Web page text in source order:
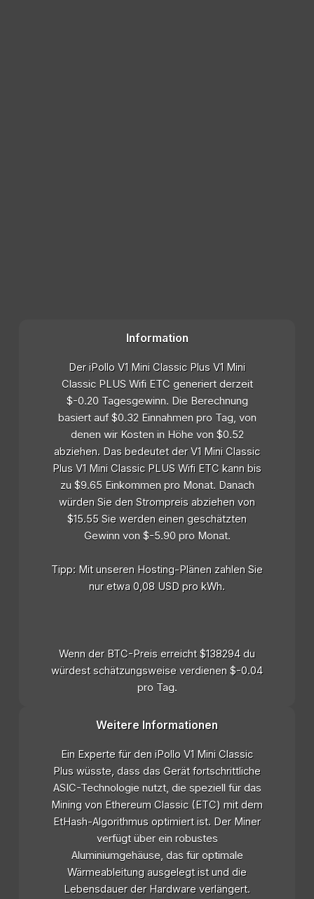
Information
Der iPollo V1 Mini Classic Plus V1 Mini
Classic PLUS Wifi ETC generiert derzeit
$-0.20 Tagesgewinn. Die Berechnung
basiert auf $0.32 Einnahmen pro Tag, von
denen wir Kosten in Höhe von $0.52
abziehen. Das bedeutet der V1 Mini Classic
Plus V1 Mini Classic PLUS Wifi ETC kann bis
zu $9.65 Einkommen pro Monat. Danach
würden Sie den Strompreis abziehen von
$15.55 Sie werden einen geschätzten
Gewinn von $-5.90 pro Monat.
Tipp: Mit unseren Hosting-Plänen zahlen Sie
nur etwa 0,08 USD pro kWh.
Wenn der BTC-Preis erreicht $138294 du
würdest schätzungsweise verdienen $-0.04
pro Tag.
Weitere Informationen
Ein Experte für den iPollo V1 Mini Classic
Plus wüsste, dass das Gerät fortschrittliche
ASIC-Technologie nutzt, die speziell für das
Mining von Ethereum Classic (ETC) mit dem
EtHash-Algorithmus optimiert ist. Der Miner
verfügt über ein robustes
Aluminiumgehäuse, das für optimale
Wärmeableitung ausgelegt ist und die
Lebensdauer der Hardware verlängert.